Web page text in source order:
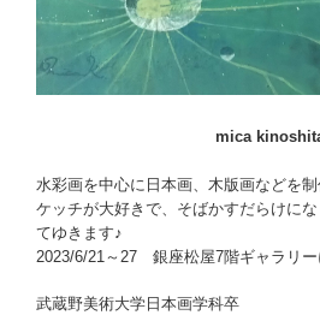
mica
水彩画を中心に日本画、木版画などを
ケッチが大好きで、そばかすだらけに
てゆきます♪
2023/6/21～27 銀座松屋7階ギャラリー
武蔵野美術大学日本画学科卒